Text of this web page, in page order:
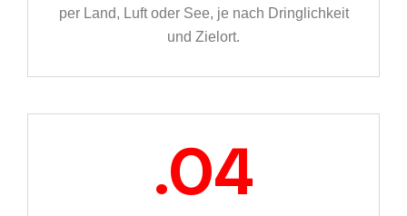
per Land, Luft oder See, je nach Dringlichkeit
und Zielort.